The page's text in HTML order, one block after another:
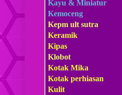
Kayu & Miniatur
Kemoceng
Kepm ult sutra
Keramik
Kipas
Klobot
Kotak Mika
Kotak perhiasan
Kulit